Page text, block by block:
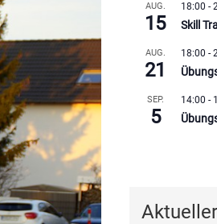
AUG.
15
18:00 -
Skill
AUG.
21
18:00 -
SEP.
5
14:00 -